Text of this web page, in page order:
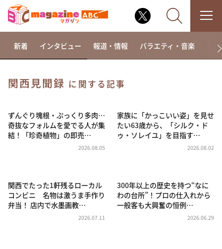
相席食堂
これ余談なんですけど・・・
～人生密着トークバラエティ！～ やすとものいたっ
news おかえり
河合＆A.B.C-Z塚田×福井アナ「なんでやねん！？」
（news おかえり）
新着 インタビュー 報道・情報 バラエティ・音楽 ド
関西見聞録 に関する記事
ずんぐり塊根・ぷっくり多肉…
奇抜なフォルムを愛でる人が集
結！「珍奇植物」の即売…
2026.08.05
家族に「かっこいい姿」を見せ
たい63歳から、「シルク・ド
ゥ・ソレイユ」を目指す…
2026.08.02
関西でたった1軒残るローカル
コンビニ 名物は激うま手作り
弁当！ 店内で水墨画教…
2026.07.11
300年以上の歴史を持つ“なに
わの台所”！プロの仕入れから
一般客も大興奮の恒例…
2026.06.29